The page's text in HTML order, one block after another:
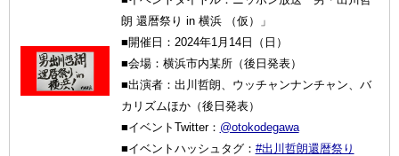
朗 還暦祭り in 横浜 （仮）」
■開催日：2024年1月14日（日）
■会場：横浜市内某所（後日発表）
■出演者：出川哲朗、ウッチャンナンチャン、バ
カリズムほか（後日発表）
■イベントTwitter： @otokodegawa
■イベントハッシュタグ： #出川哲朗還暦祭り